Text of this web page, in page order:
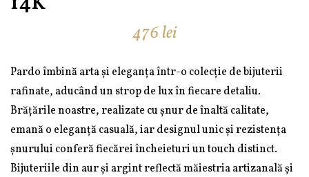
476lei
Pardo îmbină arta și eleganța într-o colecție de bijuterii
rafinate, aducând un strop de lux în fiecare detaliu.
Brățările noastre, realizate cu șnur de înaltă calitate,
emană o eleganță casuală, iar designul unic și rezistența
șnurului conferă fiecărei încheieturi un touch distinct.
Bijuteriile din aur și argint reflectă măiestria artizanală și